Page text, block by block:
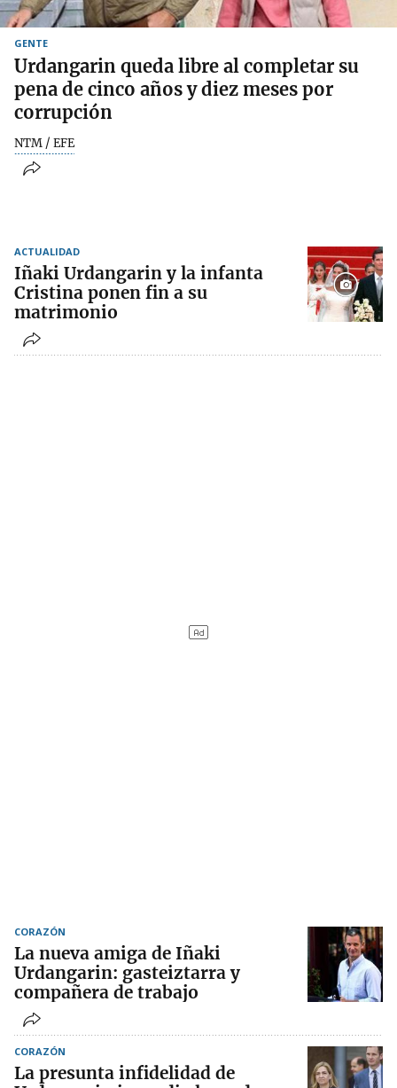
GENTE
Urdangarin queda libre al completar su
pena de cinco años y diez meses por
corrupción
NTM / EFE
ACTUALIDAD
Iñaki Urdangarin y la infanta
Cristina ponen fin a su
matrimonio
CORAZÓN
La nueva amiga de Iñaki
Urdangarin: gasteiztarra y
compañera de trabajo
CORAZÓN
La presunta infidelidad de